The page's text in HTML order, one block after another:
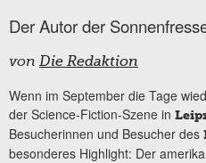
Der Autor der
von Die Redaktion
Wenn im September die Tage
der Science-Fiction-Szene in
Besucherinnen und Besucher des
besonderes Highlight: Der